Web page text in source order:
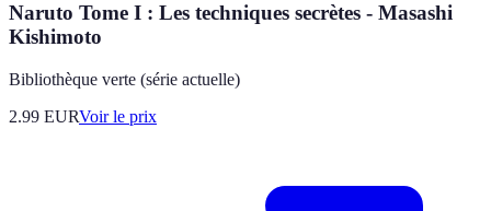
Naruto Tome I : Les techniques secrètes - Masashi
Kishimoto
Bibliothèque verte (série actuelle)
2.99 EURVoir le prix